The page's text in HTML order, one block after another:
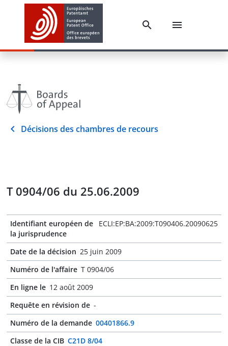
Décisions des chambres de recours
T 0904/06 du 25.06.2009
Identifiant européen de
la jurisprudence
ECLI:EP:BA:2009:T090406.20090625
Date de la décision 25 juin 2009
Numéro de l'affaire T 0904/06
En ligne le 12 août 2009
Requête en révision de -
Numéro de la demande 00401866.9
Classe de la CIB C21D 8/04